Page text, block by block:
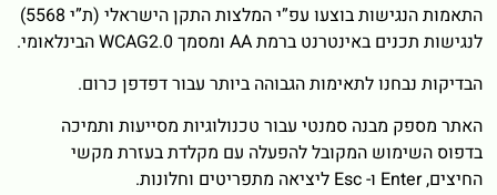
התאמות הנגישות בוצעו עפ”י המלצות התקן הישראלי (ת”י 5568)
לנגישות תכנים באינטרנט ברמת AA ומסמך WCAG2.0 הבינלאומי.
הבדיקות נבחנו לתאימות הגבוהה ביותר עבור דפדפן כרום.
האתר מספק מבנה סמנטי עבור טכנולוגיות מסייעות ותמיכה
בדפוס השימוש המקובל להפעלה עם מקלדת בעזרת מקשי
החיצים, Enter ו- Esc ליציאה מתפריטים וחלונות.